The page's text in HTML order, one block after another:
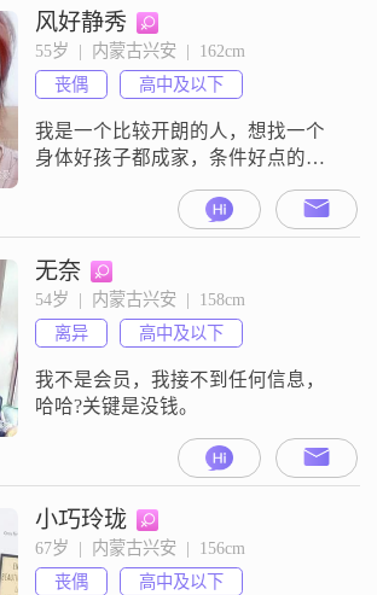
个人还是太孤单##2026##
风好静秀
55岁  |  内蒙古兴安  |  162cm
丧偶
高中及以下
我是一个比较开朗的人，想找一个
身体好孩子都成家，条件好点的伴
##3002##然后知道顾家知道心疼人
就好了
无奈
54岁  |  内蒙古兴安  |  158cm
离异
高中及以下
我不是会员，我接不到任何信息，
哈哈?关键是没钱。
小巧玲珑
67岁  |  内蒙古兴安  |  156cm
丧偶
高中及以下